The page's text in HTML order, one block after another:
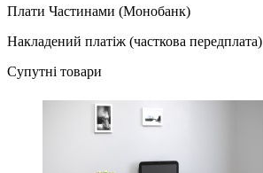
Плати Частинами (Монобанк)
Накладений платіж (часткова передплата)
Супутні товари